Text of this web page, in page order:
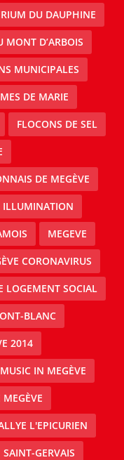
DU DAUPHINE
MONT D’ARBOIS
MUNICIPALES
DE MARIE
FLOCONS DE SEL
DE MEGÈVE
ILLUMINATION
MEGEVE
CORONAVIRUS
LOGEMENT SOCIAL
BLANC
2014
MUSIC IN MEGÈVE
MEGÈVE
L'EPICURIEN
SAINT-GERVAIS